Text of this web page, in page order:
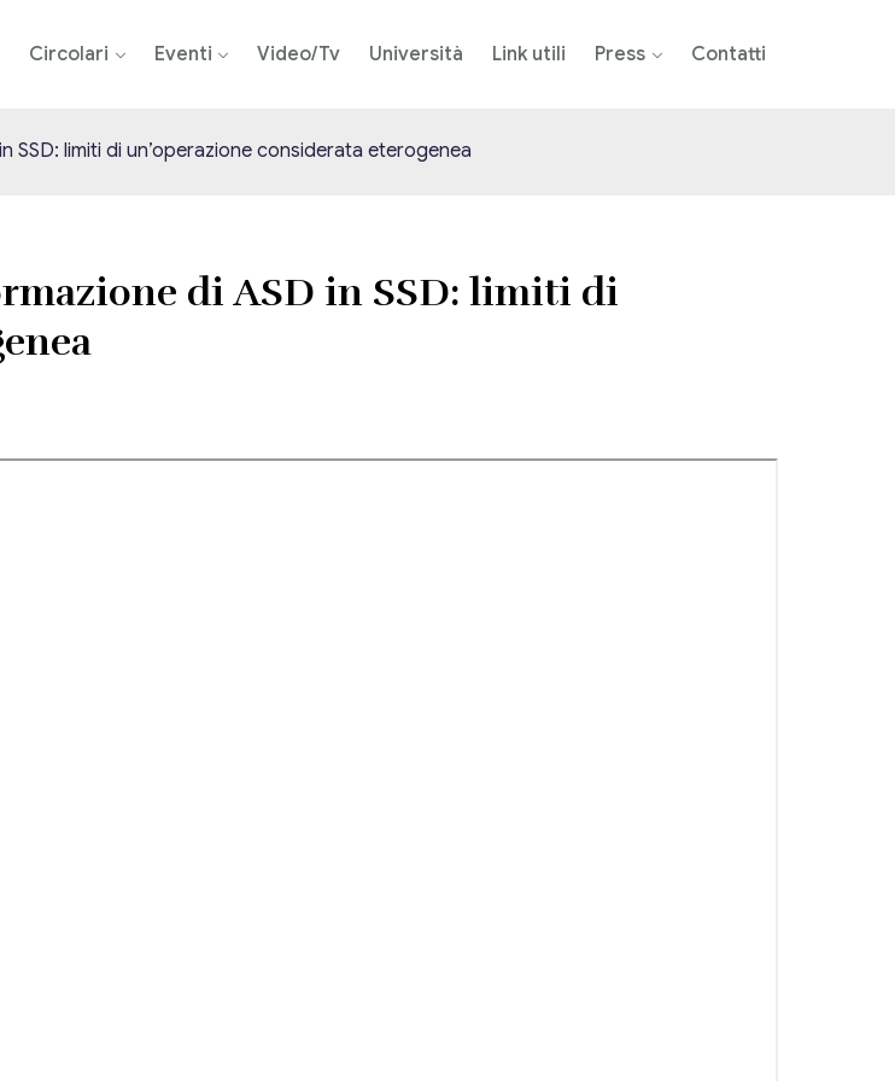
Circolari Eventi Video/Tv Università Link utili Press Contatti
SSD: limiti di un’operazione considerata eterogenea
di ASD in SSD: limiti di